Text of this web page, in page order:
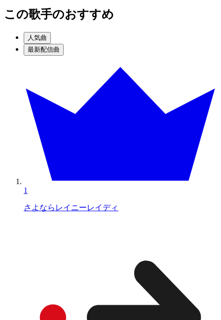
この歌手のおすすめ
人気曲
最新配信曲
1
さよならレイニーレイディ